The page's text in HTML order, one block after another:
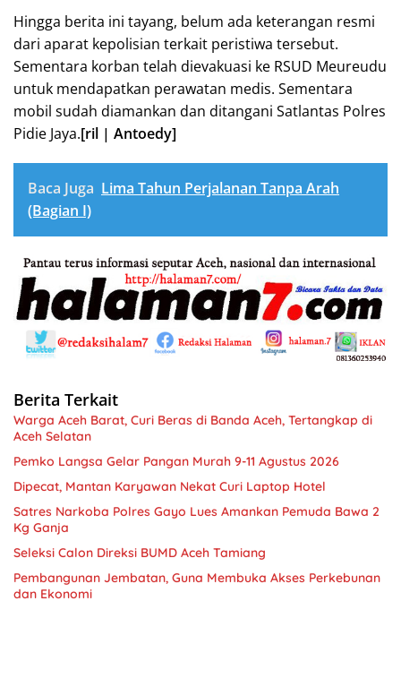
Hingga berita ini tayang, belum ada keterangan resmi
dari aparat kepolisian terkait peristiwa tersebut.
Sementara korban telah dievakuasi ke RSUD Meureudu
untuk mendapatkan perawatan medis. Sementara
mobil sudah diamankan dan ditangani Satlantas Polres
Pidie Jaya.[ril | Antoedy]
Baca Juga Lima Tahun Perjalanan Tanpa Arah
(Bagian I)
Berita Terkait
Warga Aceh Barat, Curi Beras di Banda Aceh, Tertangkap di
Aceh Selatan
Pemko Langsa Gelar Pangan Murah 9-11 Agustus 2026
Dipecat, Mantan Karyawan Nekat Curi Laptop Hotel
Satres Narkoba Polres Gayo Lues Amankan Pemuda Bawa 2
Kg Ganja
Seleksi Calon Direksi BUMD Aceh Tamiang
Pembangunan Jembatan, Guna Membuka Akses Perkebunan
dan Ekonomi